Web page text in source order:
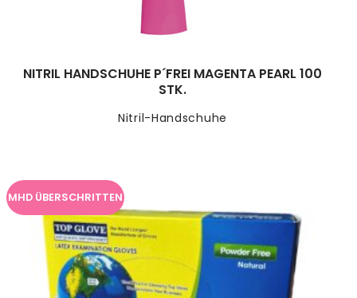
Nitril-Handschuhe
NITRIL HANDSCHUHE P´FREI MAGENTA PEARL 100
STK.
MHD ÜBERSCHRITTEN